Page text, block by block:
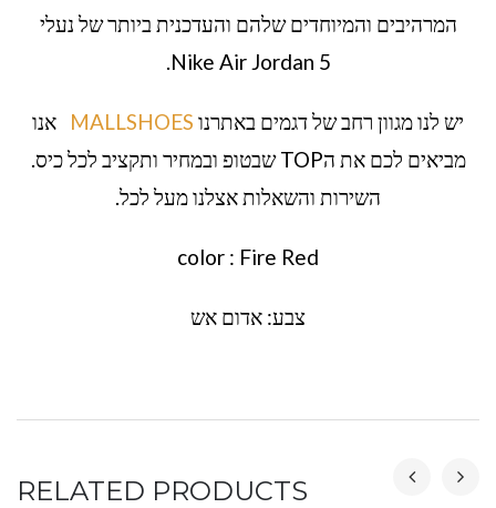
המרהיבים והמיוחדים שלהם והעדכנית ביותר של נעלי
Nike Air Jordan 5.
יש לנו מגוון רחב של דגמים באתרנו MALLSHOES אנו
מביאים לכם את הTOP שבטופ ובמחיר ותקציב לכל כיס.
השירות והשאלות אצלנו מעל לכל.
color : Fire Red
צבע: אדום אש
RELATED PRODUCTS